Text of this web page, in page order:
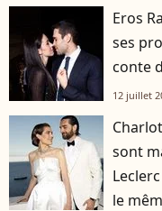
Eros
ses
conte
12 juillet
sont
le